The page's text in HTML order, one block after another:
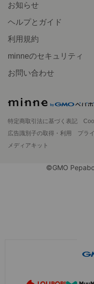
お知らせ
ヘルプとガイド
利用規約
minneのセキュリティ
お問い合わせ
特定商取引法に基づく表記
広告識別子の取得・利用
プラ
メディアキット
©GMO